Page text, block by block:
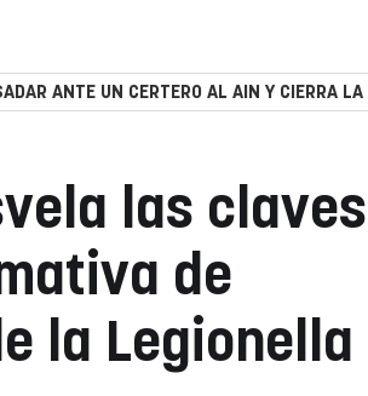
ANTE UN CERTERO AL AIN Y CIERRA
las
de
la Legionella